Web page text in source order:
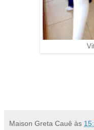
Maison Greta Cauê às